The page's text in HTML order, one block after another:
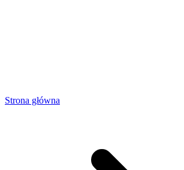
Strona główna